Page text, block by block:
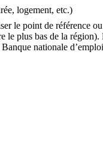
logement, etc.)
le point de référence
le plus bas de la
nationale